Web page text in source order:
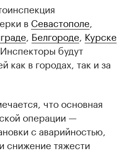
в Севастополе
Белгороде Курске
будут
как в городах, так и за
что основная
операции —
с аварийностью,
снижение тяжести